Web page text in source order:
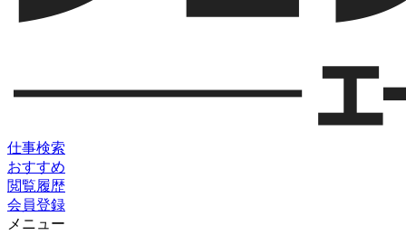
仕事検索
おすすめ
閲覧履歴
会員登録
メニュー